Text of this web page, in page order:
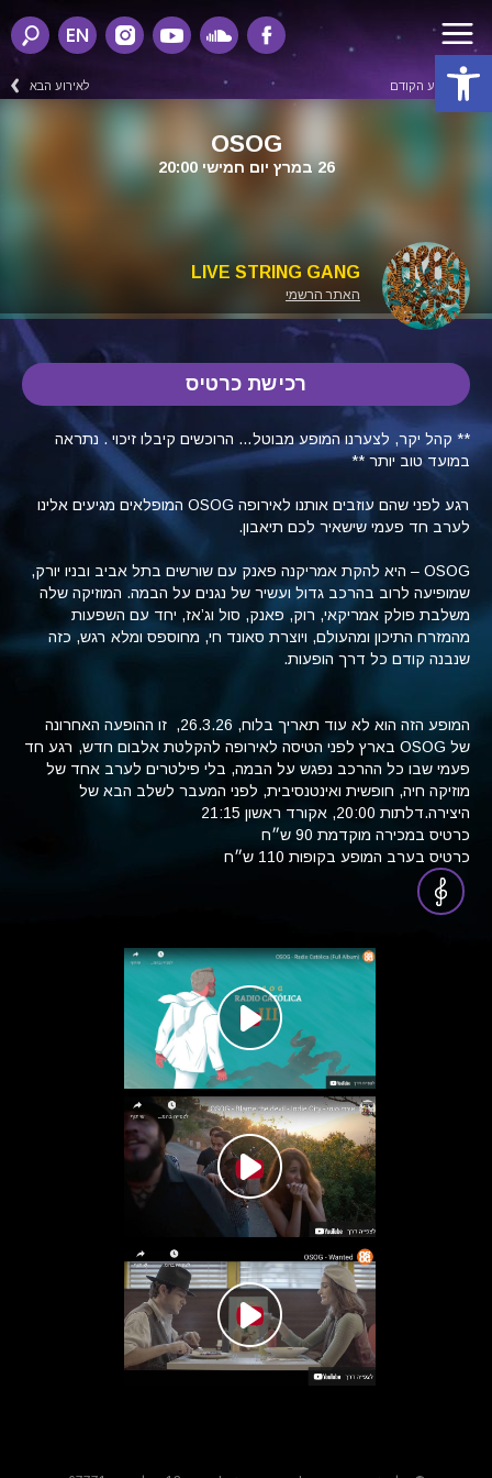
פתח סרגל נגישות
EN
לאירוע הקודם לאירוע הבא
OSOG
26 במרץ יום חמישי 20:00
LIVE STRING GANG
האתר הרשמי
רכישת כרטיס
** קהל יקר, לצערנו המופע מבוטל… הרוכשים קיבלו זיכוי . נתראה
במועד טוב יותר **
רגע לפני שהם עוזבים אותנו לאירופה OSOG המופלאים מגיעים אלינו
לערב חד פעמי שישאיר לכם תיאבון.
OSOG – היא להקת אמריקנה פאנק עם שורשים בתל אביב ובניו יורק,
שמופיעה לרוב בהרכב גדול ועשיר של נגנים על הבמה. המוזיקה שלה
משלבת פולק אמריקאי, רוק, פאנק, סול וג’אז, יחד עם השפעות
מהמזרח התיכון ומהעולם, ויוצרת סאונד חי, מחוספס ומלא רגש, כזה
שנבנה קודם כל דרך הופעות.
המופע הזה הוא לא עוד תאריך בלוח, 26.3.26, זו ההופעה האחרונה
של
OSOG בארץ לפני הטיסה לאירופה להקלטת אלבום חדש, רגע חד
פעמי שבו כל ההרכב נפגש על הבמה, בלי פילטרים לערב אחד של
מוזיקה חיה, חופשית ואינטנסיבית, לפני המעבר לשלב הבא של
היצירה.דלתות 20:00, אקורד ראשון 21:15
כרטיס במכירה מוקדמת 90 ש״ח
כרטיס בערב המופע בקופות 110 ש״ח